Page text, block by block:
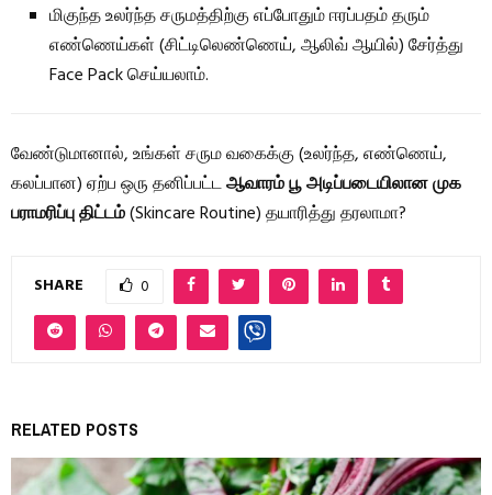
மிகுந்த உலர்ந்த சருமத்திற்கு எப்போதும் ஈரப்பதம் தரும்
எண்ணெய்கள் (சிட்டிலெண்ணெய், ஆலிவ் ஆயில்) சேர்த்து
Face Pack செய்யலாம்.
வேண்டுமானால், உங்கள் சரும வகைக்கு (உலர்ந்த, எண்ணெய்,
கலப்பான) ஏற்ப ஒரு தனிப்பட்டஆவாரம் பூ அடிப்படையிலான முக
பராமரிப்பு திட்டம்(Skincare Routine) தயாரித்து தரலாமா?
SHARE 0
RELATED POSTS